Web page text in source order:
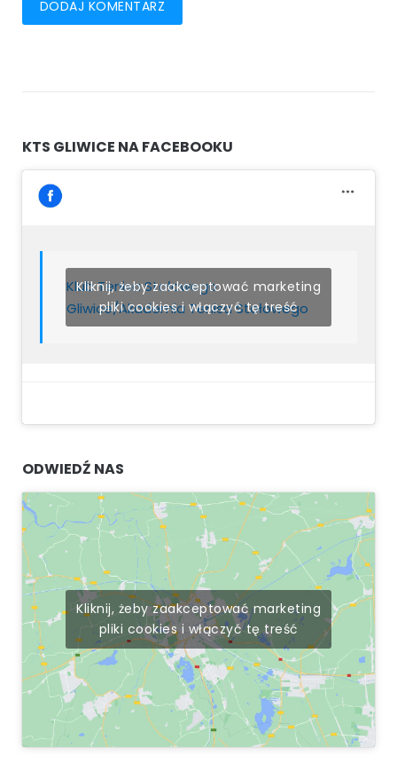
KTS GLIWICE NA FACEBOOKU
Klub Tenisa Stołowego
Gliwice/Akademia Tenisa Stołowego
Kliknij, żeby zaakceptować marketing
pliki cookies i włączyć tę treść
ODWIEDŹ NAS
Kliknij, żeby zaakceptować marketing
pliki cookies i włączyć tę treść